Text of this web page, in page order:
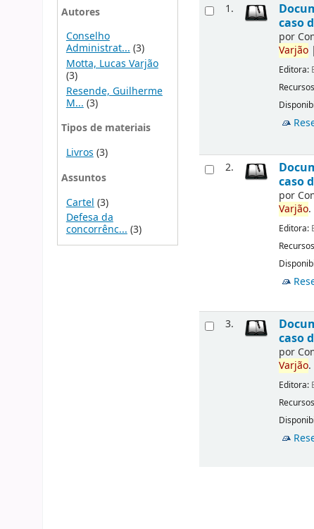
Autores
Conselho
Administrat...(3)
Motta, Lucas Varjão
(3)
Resende, Guilherme
M... (3)
Tipos de materiais
Livros (3)
Assuntos
Cartel (3)
Defesa da
concorrênc...(3)
1.
caso
por
Varjão |
Editora:
2.
caso
por
Varjão.
Editora:
3.
caso
por
Varjão.
Editora: